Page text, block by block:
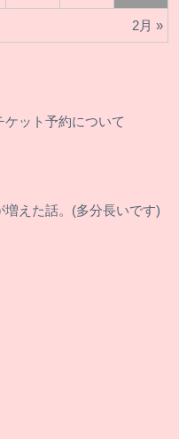
2月 »
ット予約について
えた話。(多分長いです)